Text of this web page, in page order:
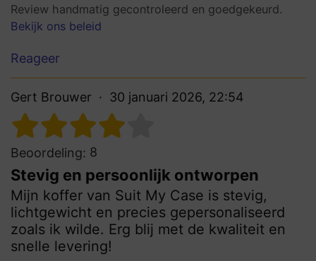
Review handmatig gecontroleerd en goedgekeurd.
Bekijk ons beleid
Reageer
Gert Brouwer 30 januari 2026, 22:54
Beoordeling: 8
Stevig en persoonlijk ontworpen
Mijn koffer van Suit My Case is stevig,
lichtgewicht en precies gepersonaliseerd
zoals ik wilde. Erg blij met de kwaliteit en
snelle levering!